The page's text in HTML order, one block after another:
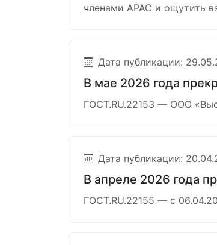
членами APAC и ощутить
Дата публикации:
В мае 2026 года
ГОСТ.RU.22153 — ООО
Дата публикации:
В апреле 2026 года
ГОСТ.RU.22155 — с